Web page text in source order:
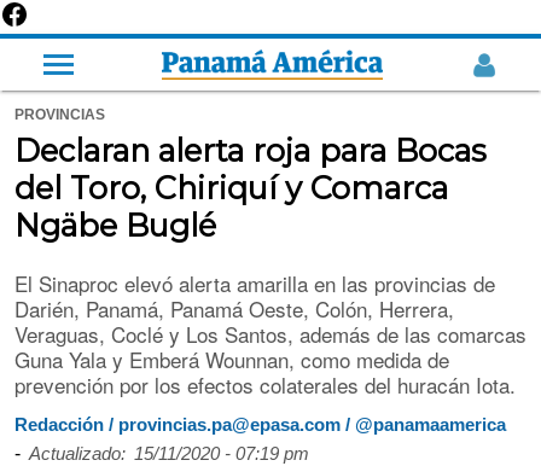
PROVINCIAS
Declaran alerta roja para Bocas
del Toro, Chiriquí y Comarca
Ngäbe Buglé
El Sinaproc elevó alerta amarilla en las provincias de
Darién, Panamá, Panamá Oeste, Colón, Herrera,
Veraguas, Coclé y Los Santos, además de las comarcas
Guna Yala y Emberá Wounnan, como medida de
prevención por los efectos colaterales del huracán Iota.
Redacción / provincias.pa@epasa.com / @panamaamerica
- Actualizado: 15/11/2020 - 07:19 pm